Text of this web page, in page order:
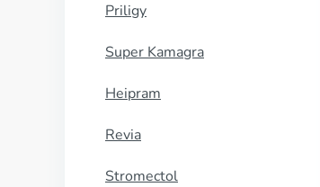
Priligy
Super Kamagra
Heipram
Revia
Stromectol